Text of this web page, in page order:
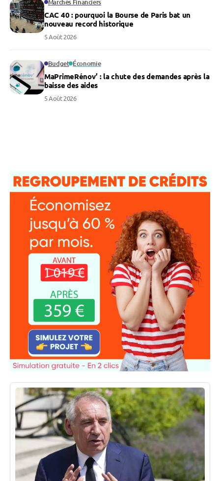
Marchés Financiers
CAC 40 : pourquoi la Bourse de Paris bat un
nouveau record historique
5 Août 2026
Budget Économie
MaPrimeRénov’ : la chute des demandes après la
baisse des aides
5 Août 2026